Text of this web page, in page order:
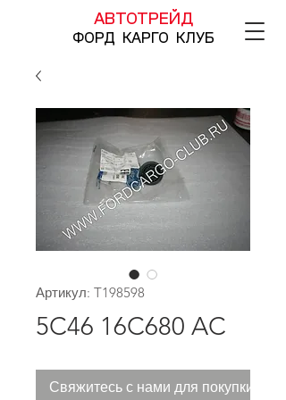
АВТОТРЕЙД
ФОРД КАРГО КЛУБ
Артикул: T198598
5C46 16C680 AC
Свяжитесь с нами для покупки